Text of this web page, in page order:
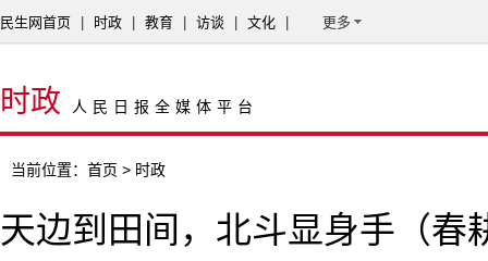
民生网首页 时政 教育 访谈 文化 更多
时政 人民日报全媒体平台
当前位置： 首页 > 时政
天边到田间，北斗显身手（春